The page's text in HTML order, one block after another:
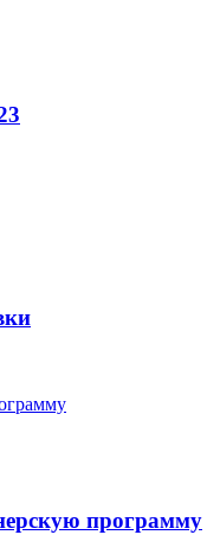
программу